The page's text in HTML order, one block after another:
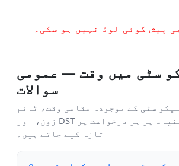
پیش گوئی لوڈ نہیں ہو سکی۔
سٹی میں وقت — عمومی
سوالات
سٹی کے موجودہ مقامی وقت، ٹائم
زون، اور DST کی حیثیت کی بنیاد پر ہر درخواست پر
تازہ کیے جاتے ہیں۔